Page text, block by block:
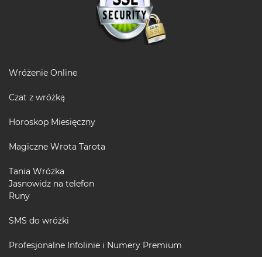
Wróżenie Online
Czat z wróżką
Horoskop Miesięczny
Magiczne Wrota Tarota
Tania Wróżka
Jasnowidz na telefon
Runy
SMS do wróżki
Profesjonalne Infolinie i Numery Premium